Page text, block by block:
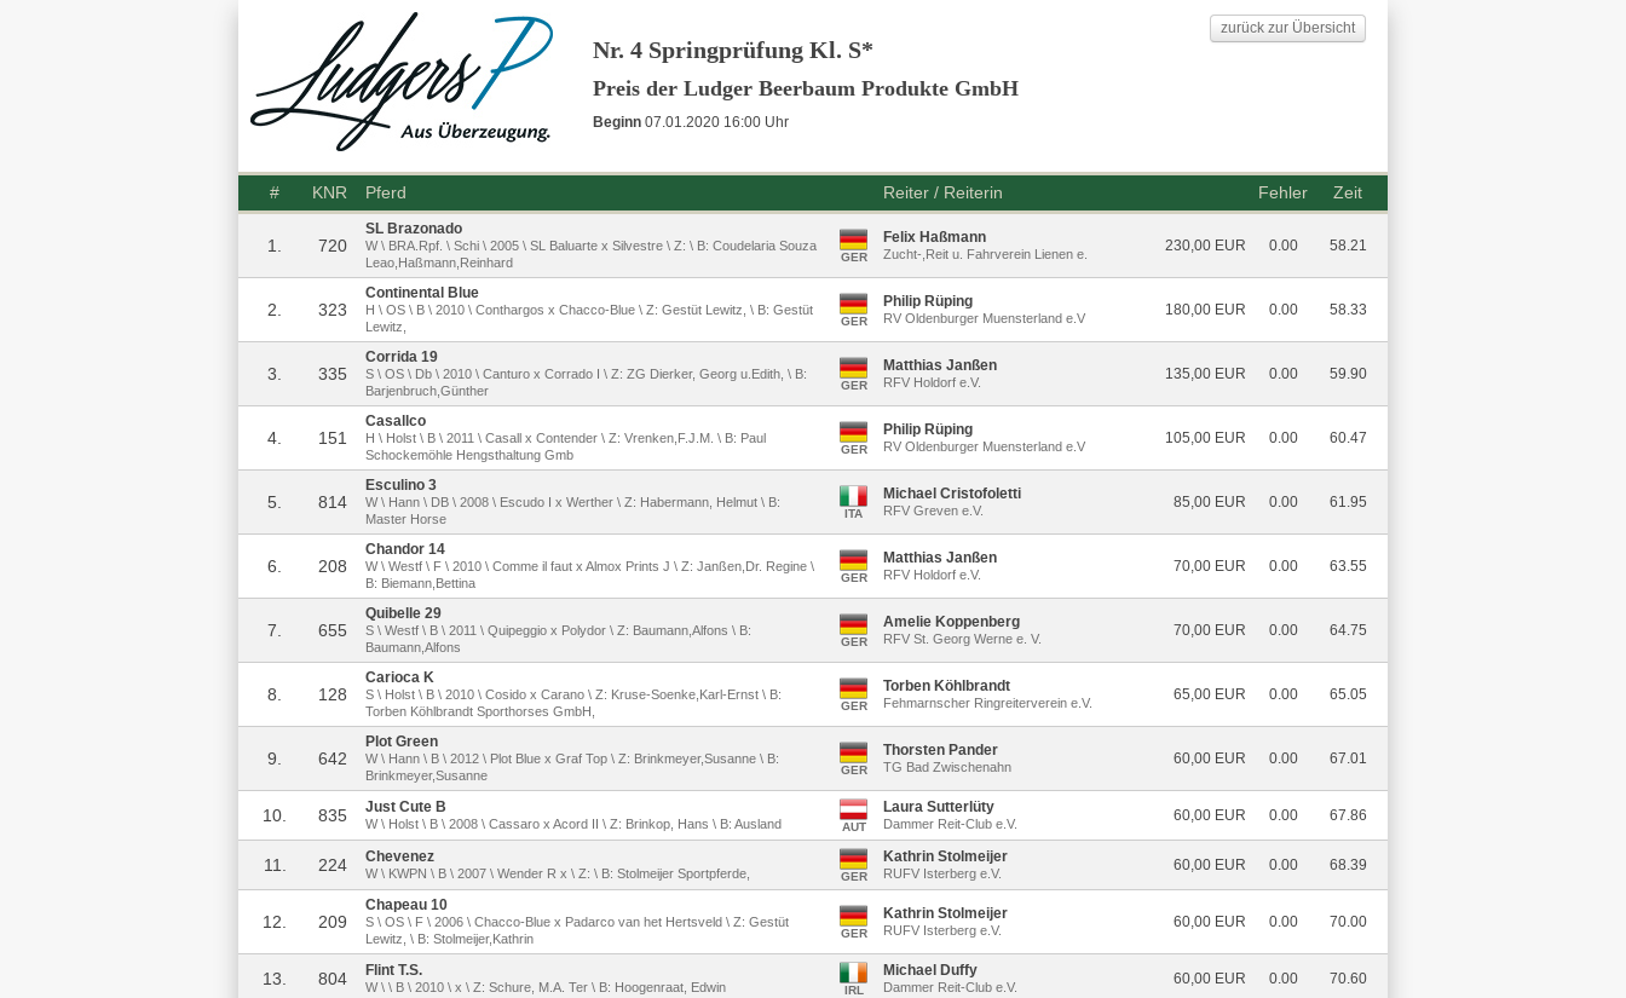
zurück zur Übersicht
Nr. 4 Springprüfung Kl. S*
Preis der Ludger Beerbaum Produkte GmbH
Beginn 07.01.2020 16:00 Uhr
# KNR Pferd Reiter / Reiterin Fehler Zeit
1. 720
SL Brazonado
W \ BRA.Rpf. \ Schi \ 2005 \ SL Baluarte x Silvestre \ Z: \ B: Coudelaria Souza
Leao,Haßmann,Reinhard
GER
Felix Haßmann
Zucht-,Reit u. Fahrverein Lienen e. 230,00 EUR 0.00 58.21
2. 323
Continental Blue
H \ OS \ B \ 2010 \ Conthargos x Chacco-Blue \ Z: Gestüt Lewitz, \ B: Gestüt
Lewitz,
GER
Philip Rüping
RV Oldenburger Muensterland e.V 180,00 EUR 0.00 58.33
3. 335
Corrida 19
S \ OS \ Db \ 2010 \ Canturo x Corrado I \ Z: ZG Dierker, Georg u.Edith, \ B:
Barjenbruch,Günther
GER
Matthias Janßen
RFV Holdorf e.V. 135,00 EUR 0.00 59.90
4. 151
Casallco
H \ Holst \ B \ 2011 \ Casall x Contender \ Z: Vrenken,F.J.M. \ B: Paul
Schockemöhle Hengsthaltung Gmb
GER
Philip Rüping
RV Oldenburger Muensterland e.V 105,00 EUR 0.00 60.47
5. 814
Esculino 3
W \ Hann \ DB \ 2008 \ Escudo I x Werther \ Z: Habermann, Helmut \ B:
Master Horse
ITA
Michael Cristofoletti
RFV Greven e.V. 85,00 EUR 0.00 61.95
6. 208
Chandor 14
W \ Westf \ F \ 2010 \ Comme il faut x Almox Prints J \ Z: Janßen,Dr. Regine \
B: Biemann,Bettina
GER
Matthias Janßen
RFV Holdorf e.V. 70,00 EUR 0.00 63.55
7. 655
Quibelle 29
S \ Westf \ B \ 2011 \ Quipeggio x Polydor \ Z: Baumann,Alfons \ B:
Baumann,Alfons
GER
Amelie Koppenberg
RFV St. Georg Werne e. V. 70,00 EUR 0.00 64.75
8. 128
Carioca K
S \ Holst \ B \ 2010 \ Cosido x Carano \ Z: Kruse-Soenke,Karl-Ernst \ B:
Torben Köhlbrandt Sporthorses GmbH,
GER
Torben Köhlbrandt
Fehmarnscher Ringreiterverein e.V. 65,00 EUR 0.00 65.05
9. 642
Plot Green
W \ Hann \ B \ 2012 \ Plot Blue x Graf Top \ Z: Brinkmeyer,Susanne \ B:
Brinkmeyer,Susanne
GER
Thorsten Pander
TG Bad Zwischenahn 60,00 EUR 0.00 67.01
10. 835 Just Cute B
W \ Holst \ B \ 2008 \ Cassaro x Acord II \ Z: Brinkop, Hans \ B: Ausland AUT
Laura Sutterlüty
Dammer Reit-Club e.V. 60,00 EUR 0.00 67.86
11. 224 Chevenez
W \ KWPN \ B \ 2007 \ Wender R x \ Z: \ B: Stolmeijer Sportpferde, GER
Kathrin Stolmeijer
RUFV Isterberg e.V. 60,00 EUR 0.00 68.39
12. 209
Chapeau 10
S \ OS \ F \ 2006 \ Chacco-Blue x Padarco van het Hertsveld \ Z: Gestüt
Lewitz, \ B: Stolmeijer,Kathrin
GER
Kathrin Stolmeijer
RUFV Isterberg e.V. 60,00 EUR 0.00 70.00
13. 804 Flint T.S.
W \ \ B \ 2010 \ x \ Z: Schure, M.A. Ter \ B: Hoogenraat, Edwin IRL
Michael Duffy
Dammer Reit-Club e.V. 60,00 EUR 0.00 70.60